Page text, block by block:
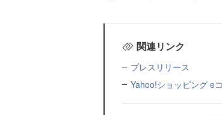
関連リンク
プレスリリース
Yahoo!ショッピング e